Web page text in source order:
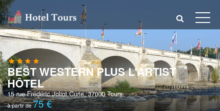
BEST WESTERN PLUS L'ARTIST
HÔTEL
15 rue Frédéric Joliot Curie, 37000 Tours
à partir de75 €